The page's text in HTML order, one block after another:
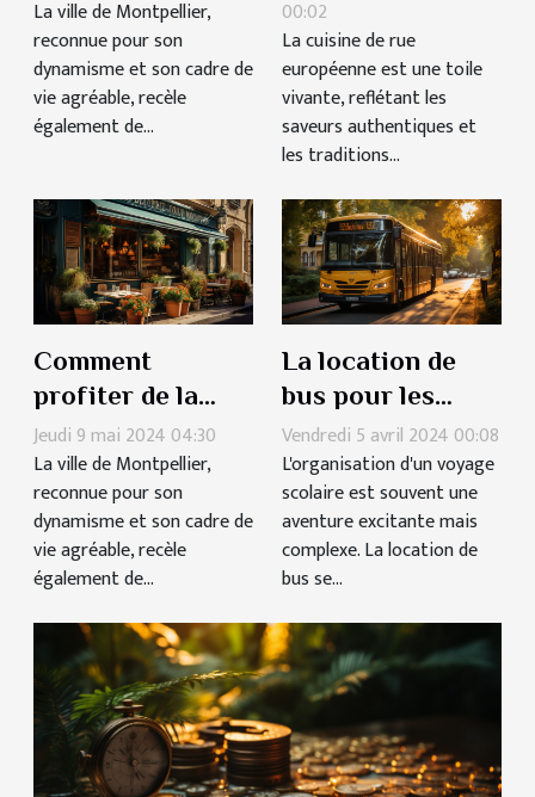
gastronomique
montpelliéraine
sans se ruiner
La ville de Montpellier,
reconnue pour son
dynamisme et son cadre de
vie agréable, recèle
également de...
dans les villes
européennes
00:02
La cuisine de rue
européenne est une toile
vivante, reflétant les
saveurs authentiques et
les traditions...
Comment
profiter de la
scène
gastronomique
montpelliéraine
sans se ruiner
Jeudi 9 mai 2024 04:30
La ville de Montpellier,
reconnue pour son
dynamisme et son cadre de
vie agréable, recèle
également de...
La location de
bus pour les
voyages
scolaires :
destinations et
conseils
Vendredi 5 avril 2024 00:08
L'organisation d'un voyage
scolaire est souvent une
aventure excitante mais
complexe. La location de
bus se...